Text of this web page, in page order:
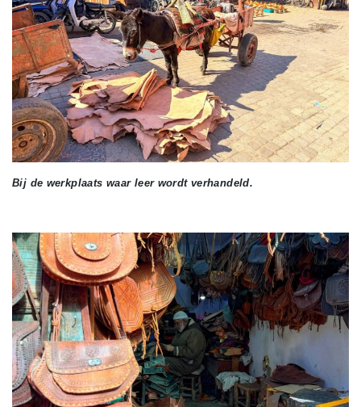
Bij de werkplaats waar leer wordt verhandeld.